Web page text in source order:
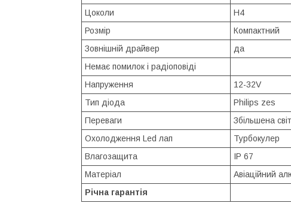
Цоколи
Н4
Розмір
Компактний
Зовнішній драйвер
да
Немає помилок і радіоповіді
Напруження
12-32V
Тип діода
Philips zes
Переваги
Збільшена
Охолодження Led лап
Турбокулер
Влагозащита
IP 67
Матеріал
Авіаційний
Річна гарантія